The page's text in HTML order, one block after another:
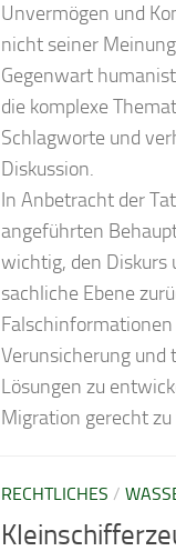
Unvermögen und
nicht seiner
Gegenwart
die komplexe
Schlagworte und
Diskussion.
In Anbetracht der
angeführten
wichtig, den Diskurs
sachliche Ebene
Verunsicherung und
Lösungen zu
Migration gerecht
RECHTLICHES /